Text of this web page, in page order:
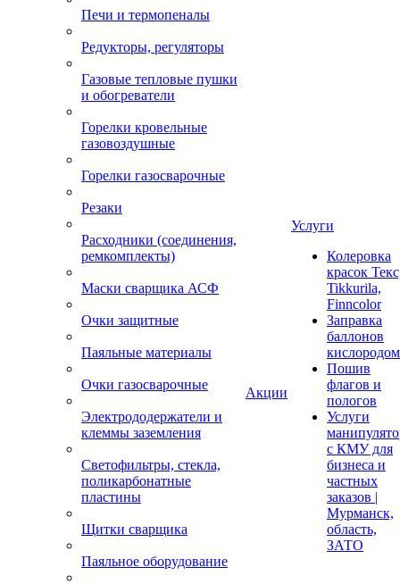
Печи и термопеналы
Редукторы, регуляторы
Газовые тепловые пушки
и обогреватели
Горелки кровельные
газовоздушные
Горелки газосварочные
Резаки
Расходники (соединения,
ремкомплекты)
Маски сварщика АСФ
Очки защитные
Паяльные материалы
Очки газосварочные
Электрододержатели и
клеммы заземления
Светофильтры, стекла,
поликарбонатные
пластины
Щитки сварщика
Паяльное оборудование
Акции
Услуги
Колеровка
красок
Tikkurila,
Finncolor
Заправка
баллонов
кислородом
Пошив
флагов и
пологов
Услуги
с КМУ для
бизнеса и
частных
заказов |
Мурманск,
область,
ЗАТО